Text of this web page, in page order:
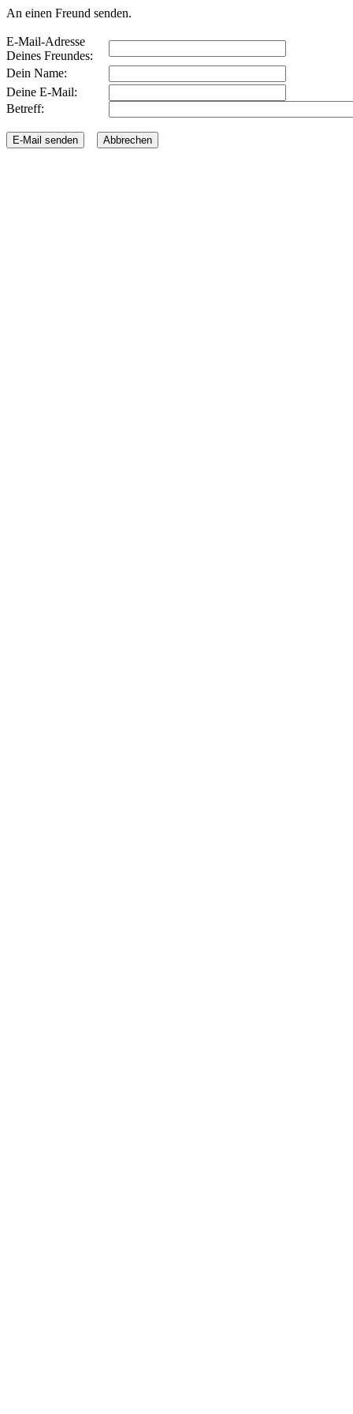
An einen Freund senden.
E-Mail-Adresse
Deines Freundes:
Dein Name:
Deine E-Mail:
Betreff: